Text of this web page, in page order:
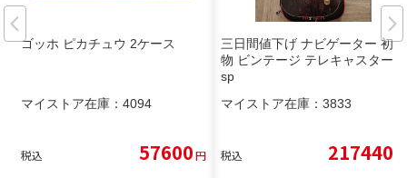
ゴッホ ピカチュウ 2ケース
マイストア在庫： 4094
税込 57600円
三日間値下げ ナビゲーター 初期
物 ビンテージ テレキャスター e
sp
マイストア在庫： 3833
税込 217440